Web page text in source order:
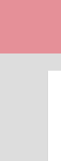
е